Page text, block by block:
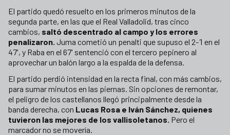
El partido quedó resuelto en los primeros minutos de la
segunda parte, en las que el Real Valladolid, tras cinco
cambios, saltó descentrado al campo y los errores
penalizaron. Juma cometió un penalti que supuso el 2-1 en el
47', y Raba en el 67' sentenció con el tercero pepinero al
aprovechar un balón largo a la espalda de la defensa.
El partido perdió intensidad en la recta final, con más cambios,
para sumar minutos en las piernas. Sin opciones de remontar,
el peligro de los castellanos llegó principalmente desde la
banda derecha, con Lucas Rosa e Iván Sánchez, quienes
tuvieron las mejores de los vallisoletanos. Pero el
marcador no se movería.